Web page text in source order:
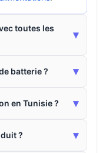
toutes les
▾
batterie ? ▾
en Tunisie ? ▾
? ▾